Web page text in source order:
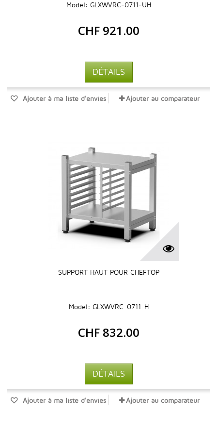
Model: GLXWVRC-0711-UH
CHF 921.00
DÉTAILS
Ajouter à ma liste d'envies Ajouter au comparateur
SUPPORT HAUT POUR CHEFTOP
Model: GLXWVRC-0711-H
CHF 832.00
DÉTAILS
Ajouter à ma liste d'envies Ajouter au comparateur